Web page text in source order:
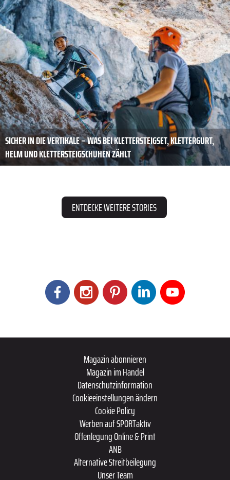
SICHER IN DIE VERTIKALE – WAS BEI KLETTERSTEIGSET, KLETTERGURT,
HELM UND KLETTERSTEIGSCHUHEN ZÄHLT
ENTDECKE WEITERE STORIES
Magazin abonnieren
Magazin im Handel
Datenschutzinformation
Cookieeinstellungen ändern
Cookie Policy
Werben auf SPORTaktiv
Offenlegung Online & Print
ANB
Alternative Streitbeilegung
Unser Team